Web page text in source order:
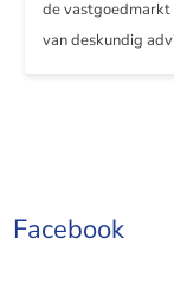
de vastgoedmarkt
van deskundig
Facebook